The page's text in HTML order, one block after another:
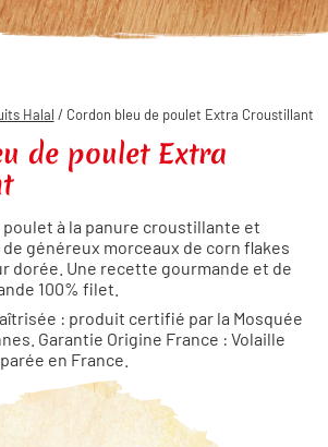
Halal / Cordon bleu de poulet Extra Croustillant
de poulet Extra
poulet à la panure croustillante et
généreux morceaux de corn flakes
dorée. Une recette gourmande et de
100% filet.
: produit certifié par la Mosquée
Garantie Origine France : Volaille
en France.